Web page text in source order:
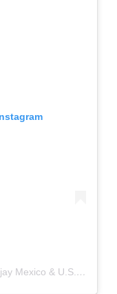
Una publicación compartida por Banijay Mexico & U.S. Hispanic (@banijaymxus)